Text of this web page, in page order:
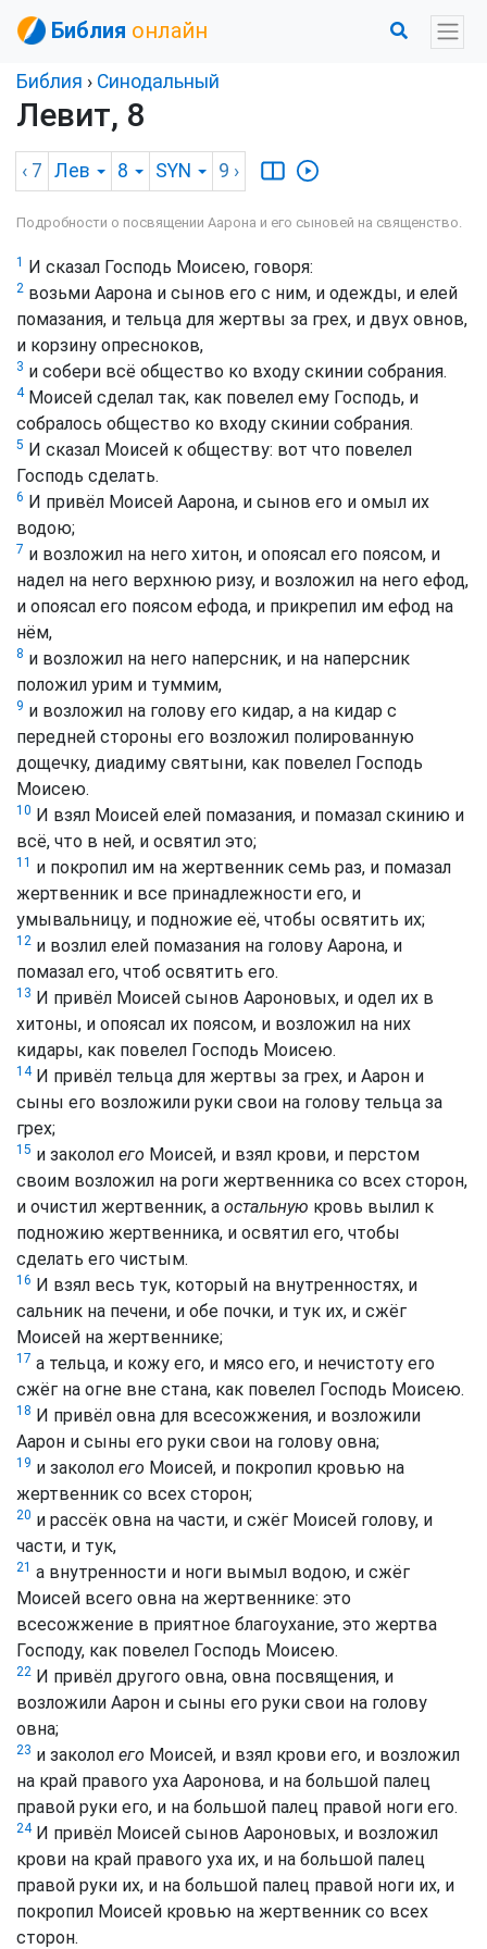
Библия онлайн
Библия › Синодальный
Левит, 8
‹ 7 Лев 8 SYN 9 ›
Подробности о посвящении Аарона и его сыновей на священство.
1 И сказал Господь Моисею, говоря:
2 возьми Аарона и сынов его с ним, и одежды, и елей
помазания, и тельца для жертвы за грех, и двух овнов,
и корзину опресноков,
3 и собери всё общество ко входу скинии собрания.
4Моисей сделал так, как повелел ему Господь, и
собралось общество ко входу скинии собрания.
5 И сказал Моисей к обществу: вот что повелел
Господь сделать.
6 И привёл Моисей Аарона, и сынов его и омыл их
водою;
7 и возложил на него хитон, и опоясал его поясом, и
надел на него верхнюю ризу, и возложил на него ефод,
и опоясал его поясом ефода, и прикрепил им ефод на
нём,
8 и возложил на него наперсник, и на наперсник
положил урим и туммим,
9 и возложил на голову его кидар, а на кидар с
передней стороны его возложил полированную
дощечку, диадиму святыни, как повелел Господь
Моисею.
10 И взял Моисей елей помазания, и помазал скинию и
всё, что в ней, и освятил это;
11 и покропил им на жертвенник семь раз, и помазал
жертвенник и все принадлежности его, и
умывальницу, и подножие её, чтобы освятить их;
12 и возлил елей помазания на голову Аарона, и
помазал его, чтоб освятить его.
13 И привёл Моисей сынов Аароновых, и одел их в
хитоны, и опоясал их поясом, и возложил на них
кидары, как повелел Господь Моисею.
14И привёл тельца для жертвы за грех, и Аарон и
сыны его возложили руки свои на голову тельца за
грех;
15 и заколол его Моисей, и взял крови, и перстом
своим возложил на роги жертвенника со всех сторон,
и очистил жертвенник, а остальную кровь вылил к
подножию жертвенника, и освятил его, чтобы
сделать его чистым.
16 И взял весь тук, который на внутренностях, и
сальник на печени, и обе почки, и тук их, и сжёг
Моисей на жертвеннике;
17 а тельца, и кожу его, и мясо его, и нечистоту его
сжёг на огне вне стана, как повелел Господь Моисею.
18 И привёл овна для всесожжения, и возложили
Аарон и сыны его руки свои на голову овна;
19 и заколол его Моисей, и покропил кровью на
жертвенник со всех сторон;
20 и рассёк овна на части, и сжёг Моисей голову, и
части, и тук,
21 а внутренности и ноги вымыл водою, и сжёг
Моисей всего овна на жертвеннике: это
всесожжение в приятное благоухание, это жертва
Господу, как повелел Господь Моисею.
22 И привёл другого овна, овна посвящения, и
возложили Аарон и сыны его руки свои на голову
овна;
23 и заколол его Моисей, и взял крови его, и возложил
на край правого уха Ааронова, и на большой палец
правой руки его, и на большой палец правой ноги его.
24И привёл Моисей сынов Аароновых, и возложил
крови на край правого уха их, и на большой палец
правой руки их, и на большой палец правой ноги их, и
покропил Моисей кровью на жертвенник со всех
сторон.